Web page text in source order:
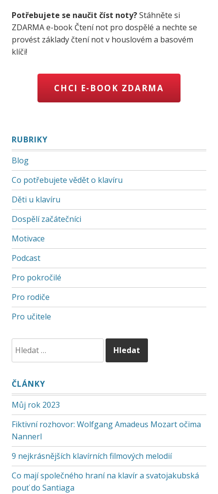
Potřebujete se naučit číst noty?Stáhněte si
ZDARMA e-book Čtení not pro dospělé a nechte se
provést základy čtení not v houslovém a basovém
klíči!
CHCI E-BOOK ZDARMA
RUBRIKY
Blog
Co potřebujete vědět o klavíru
Děti u klavíru
Dospělí začátečníci
Motivace
Podcast
Pro pokročilé
Pro rodiče
Pro učitele
ČLÁNKY
Můj rok 2023
Fiktivní rozhovor: Wolfgang Amadeus Mozart očima
Nannerl
9 nejkrásnějších klavírních filmových melodií
Co mají společného hraní na klavír a svatojakubská
pouť do Santiaga